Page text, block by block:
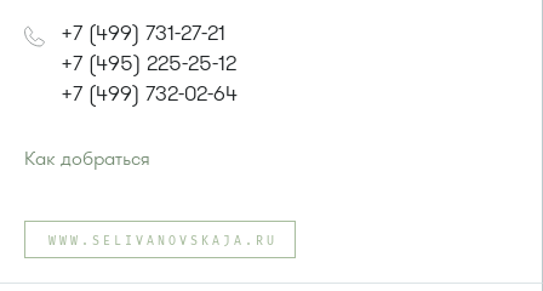
+7 (499) 731-27-21
+7 (495) 225-25-12
+7 (499) 732-02-64
Как добраться
Автобус № 20.
Маршрутка № 460м
или до остановки"Универсам":
WWW.SELIVANOVSKAJA.RU